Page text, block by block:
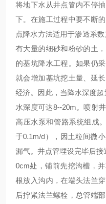
将地下水从井点管内不停
下。在施工过程中要不断
点降水方法适用于渗透系
有大量的细砂和粉砂的土
的基坑降水工程。如果仍
就会增加基坑挖土量、延
经济。因此，当降水深度
水深度可达8--20m。喷射
高压水泵和管路系统组成
于0.1m/d），因土粒间微
漏气。井点管埋设完毕后
0cm处，铺前先挖沟槽，
根放入沟内，在端头法兰
后拧紧法兰螺栓，总管端